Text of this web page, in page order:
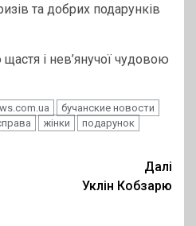
та добрих подарунків
і нев’янучої чудовою
бучанские новости
жінки
подарунок
Далі
Уклін Кобзарю